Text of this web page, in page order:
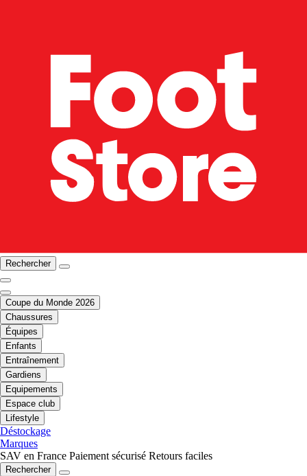
Rechercher
Coupe du Monde 2026
Chaussures
Équipes
Enfants
Entraînement
Gardiens
Equipements
Espace club
Lifestyle
Déstockage
Marques
SAV en France Paiement sécurisé Retours faciles
Rechercher